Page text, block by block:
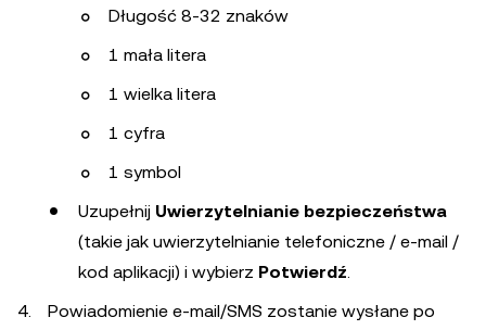
Długość 8-32 znaków
1 mała litera
1 wielka litera
1 cyfra
1 symbol
Uzupełnij Uwierzytelnianie bezpieczeństwa
(takie jak uwierzytelnianie telefoniczne / e-mail /
kod aplikacji) i wybierz Potwierdź.
Powiadomienie e-mail/SMS zostanie wysłane po